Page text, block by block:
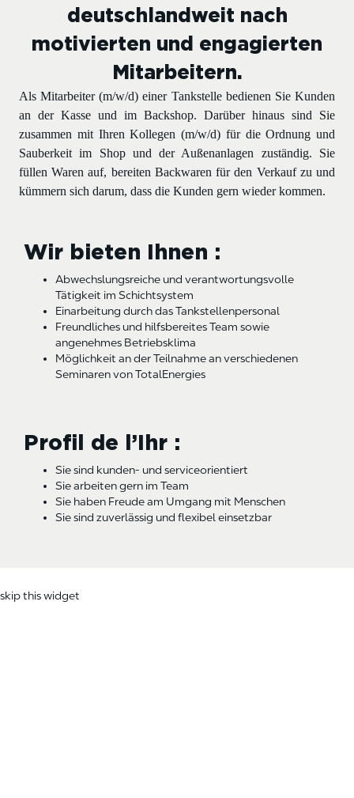
deutschlandweit nach
motivierten und engagierten
Mitarbeitern.
Als Mitarbeiter (m/w/d) einer Tankstelle bedienen Sie Kunden
an der Kasse und im Backshop. Darüber hinaus sind Sie
zusammen mit Ihren Kollegen (m/w/d) für die Ordnung und
Sauberkeit im Shop und der Außenanlagen zuständig. Sie
füllen Waren auf, bereiten Backwaren für den Verkauf zu und
kümmern sich darum, dass die Kunden gern wieder kommen.
Wir bieten Ihnen :
Abwechslungsreiche und verantwortungsvolle
Tätigkeit im Schichtsystem
Einarbeitung durch das Tankstellenpersonal
Freundliches und hilfsbereites Team sowie
angenehmes Betriebsklima
Möglichkeit an der Teilnahme an verschiedenen
Seminaren von TotalEnergies
Profil de l’Ihr :
Sie sind kunden- und serviceorientiert
Sie arbeiten gern im Team
Sie haben Freude am Umgang mit Menschen
Sie sind zuverlässig und flexibel einsetzbar
skip this widget